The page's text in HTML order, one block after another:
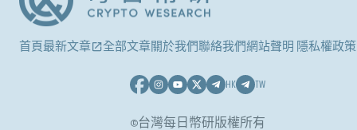
首頁最新文章 全部文章關於我們聯絡我們網站聲明 隱私權政策
HK TW
©台灣每日幣研版權所有